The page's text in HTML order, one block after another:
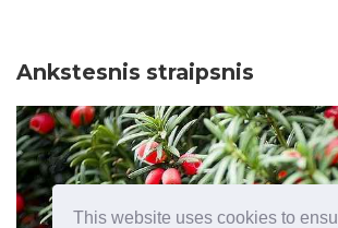
This website uses cookies to
Ankstesnis straipsnis